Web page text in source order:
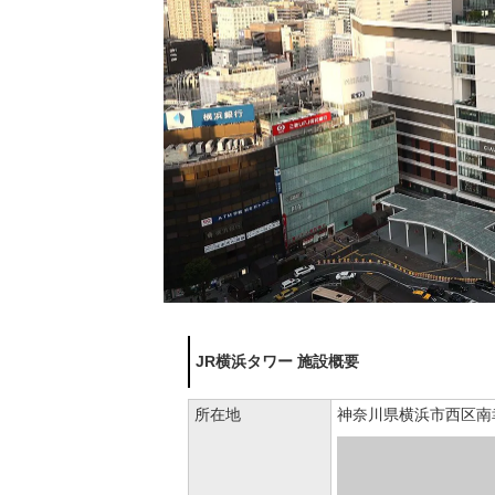
JR横浜タワー 施設概要
所在地 神奈川県横浜市西区